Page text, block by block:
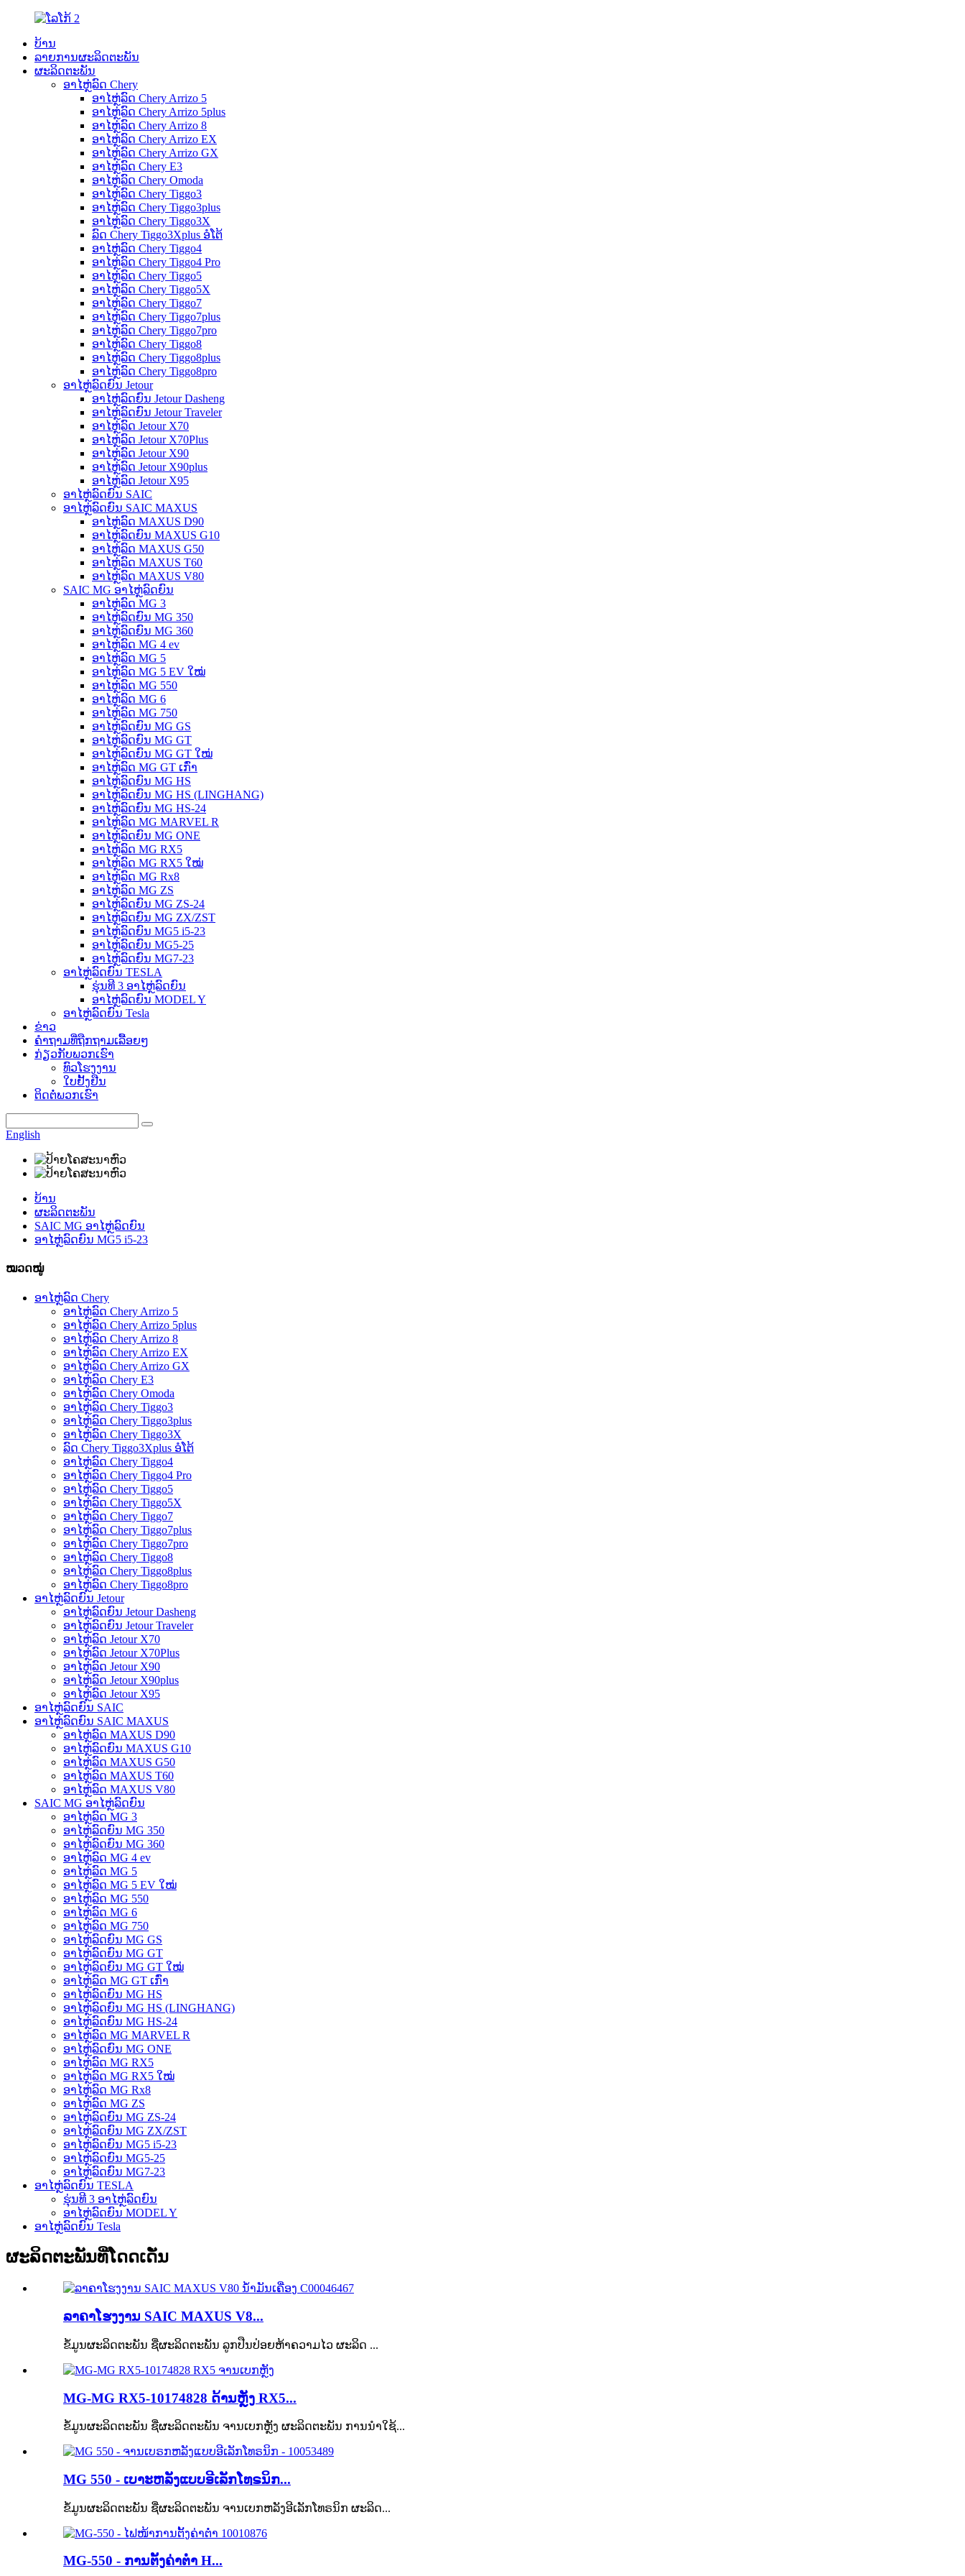
ບ້ານ
ລາຍການຜະລິດຕະພັນ
ຜະລິດຕະພັນ
ອາໄຫຼ່ລົດ Chery
ອາໄຫຼ່ລົດ Chery Arrizo 5
ອາໄຫຼ່ລົດ Chery Arrizo 5plus
ອາໄຫຼ່ລົດ Chery Arrizo 8
ອາໄຫຼ່ລົດ Chery Arrizo EX
ອາໄຫຼ່ລົດ Chery Arrizo GX
ອາໄຫຼ່ລົດ Chery E3
ອາໄຫຼ່ລົດ Chery Omoda
ອາໄຫຼ່ລົດ Chery Tiggo3
ອາໄຫຼ່ລົດ Chery Tiggo3plus
ອາໄຫຼ່ລົດ Chery Tiggo3X
ລົດ Chery Tiggo3Xplus ອໍໂຕ້
ອາໄຫຼ່ລົດ Chery Tiggo4
ອາໄຫຼ່ລົດ Chery Tiggo4 Pro
ອາໄຫຼ່ລົດ Chery Tiggo5
ອາໄຫຼ່ລົດ Chery Tiggo5X
ອາໄຫຼ່ລົດ Chery Tiggo7
ອາໄຫຼ່ລົດ Chery Tiggo7plus
ອາໄຫຼ່ລົດ Chery Tiggo7pro
ອາໄຫຼ່ລົດ Chery Tiggo8
ອາໄຫຼ່ລົດ Chery Tiggo8plus
ອາໄຫຼ່ລົດ Chery Tiggo8pro
ອາໄຫຼ່ລົດຍົນ Jetour
ອາໄຫຼ່ລົດຍົນ Jetour Dasheng
ອາໄຫຼ່ລົດຍົນ Jetour Traveler
ອາໄຫຼ່ລົດ Jetour X70
ອາໄຫຼ່ລົດ Jetour X70Plus
ອາໄຫຼ່ລົດ Jetour X90
ອາໄຫຼ່ລົດ Jetour X90plus
ອາໄຫຼ່ລົດ Jetour X95
ອາໄຫຼ່ລົດຍົນ SAIC
ອາໄຫຼ່ລົດຍົນ SAIC MAXUS
ອາໄຫຼ່ລົດ MAXUS D90
ອາໄຫຼ່ລົດຍົນ MAXUS G10
ອາໄຫຼ່ລົດ MAXUS G50
ອາໄຫຼ່ລົດ MAXUS T60
ອາໄຫຼ່ລົດ MAXUS V80
SAIC MG ອາໄຫຼ່ລົດຍົນ
ອາໄຫຼ່ລົດ MG 3
ອາໄຫຼ່ລົດຍົນ MG 350
ອາໄຫຼ່ລົດຍົນ MG 360
ອາໄຫຼ່ລົດ MG 4 ev
ອາໄຫຼ່ລົດ MG 5
ອາໄຫຼ່ລົດ MG 5 EV ໃໝ່
ອາໄຫຼ່ລົດ MG 550
ອາໄຫຼ່ລົດ MG 6
ອາໄຫຼ່ລົດ MG 750
ອາໄຫຼ່ລົດຍົນ MG GS
ອາໄຫຼ່ລົດຍົນ MG GT
ອາໄຫຼ່ລົດຍົນ MG GT ໃໝ່
ອາໄຫຼ່ລົດ MG GT ເກົ່າ
ອາໄຫຼ່ລົດຍົນ MG HS
ອາໄຫຼ່ລົດຍົນ MG HS (LINGHANG)
ອາໄຫຼ່ລົດຍົນ MG HS-24
ອາໄຫຼ່ລົດ MG MARVEL R
ອາໄຫຼ່ລົດຍົນ MG ONE
ອາໄຫຼ່ລົດ MG RX5
ອາໄຫຼ່ລົດ MG RX5 ໃໝ່
ອາໄຫຼ່ລົດ MG Rx8
ອາໄຫຼ່ລົດ MG ZS
ອາໄຫຼ່ລົດຍົນ MG ZS-24
ອາໄຫຼ່ລົດຍົນ MG ZX/ZST
ອາໄຫຼ່ລົດຍົນ MG5 i5-23
ອາໄຫຼ່ລົດຍົນ MG5-25
ອາໄຫຼ່ລົດຍົນ MG7-23
ອາໄຫຼ່ລົດຍົນ TESLA
ຮຸ່ນທີ 3 ອາໄຫຼ່ລົດຍົນ
ອາໄຫຼ່ລົດຍົນ MODEL Y
ອາໄຫຼ່ລົດຍົນ Tesla
ຂ່າວ
ຄຳຖາມທີ່ຖືກຖາມເລື້ອຍໆ
ກ່ຽວກັບພວກເຮົາ
ທົວໂຮງງານ
ໃບຢັ້ງຢືນ
ຕິດຕໍ່ພວກເຮົາ
English
ບ້ານ
ຜະລິດຕະພັນ
SAIC MG ອາໄຫຼ່ລົດຍົນ
ອາໄຫຼ່ລົດຍົນ MG5 i5-23
ໝວດໝູ່
ອາໄຫຼ່ລົດ Chery
ອາໄຫຼ່ລົດ Chery Arrizo 5
ອາໄຫຼ່ລົດ Chery Arrizo 5plus
ອາໄຫຼ່ລົດ Chery Arrizo 8
ອາໄຫຼ່ລົດ Chery Arrizo EX
ອາໄຫຼ່ລົດ Chery Arrizo GX
ອາໄຫຼ່ລົດ Chery E3
ອາໄຫຼ່ລົດ Chery Omoda
ອາໄຫຼ່ລົດ Chery Tiggo3
ອາໄຫຼ່ລົດ Chery Tiggo3plus
ອາໄຫຼ່ລົດ Chery Tiggo3X
ລົດ Chery Tiggo3Xplus ອໍໂຕ້
ອາໄຫຼ່ລົດ Chery Tiggo4
ອາໄຫຼ່ລົດ Chery Tiggo4 Pro
ອາໄຫຼ່ລົດ Chery Tiggo5
ອາໄຫຼ່ລົດ Chery Tiggo5X
ອາໄຫຼ່ລົດ Chery Tiggo7
ອາໄຫຼ່ລົດ Chery Tiggo7plus
ອາໄຫຼ່ລົດ Chery Tiggo7pro
ອາໄຫຼ່ລົດ Chery Tiggo8
ອາໄຫຼ່ລົດ Chery Tiggo8plus
ອາໄຫຼ່ລົດ Chery Tiggo8pro
ອາໄຫຼ່ລົດຍົນ Jetour
ອາໄຫຼ່ລົດຍົນ Jetour Dasheng
ອາໄຫຼ່ລົດຍົນ Jetour Traveler
ອາໄຫຼ່ລົດ Jetour X70
ອາໄຫຼ່ລົດ Jetour X70Plus
ອາໄຫຼ່ລົດ Jetour X90
ອາໄຫຼ່ລົດ Jetour X90plus
ອາໄຫຼ່ລົດ Jetour X95
ອາໄຫຼ່ລົດຍົນ SAIC
ອາໄຫຼ່ລົດຍົນ SAIC MAXUS
ອາໄຫຼ່ລົດ MAXUS D90
ອາໄຫຼ່ລົດຍົນ MAXUS G10
ອາໄຫຼ່ລົດ MAXUS G50
ອາໄຫຼ່ລົດ MAXUS T60
ອາໄຫຼ່ລົດ MAXUS V80
SAIC MG ອາໄຫຼ່ລົດຍົນ
ອາໄຫຼ່ລົດ MG 3
ອາໄຫຼ່ລົດຍົນ MG 350
ອາໄຫຼ່ລົດຍົນ MG 360
ອາໄຫຼ່ລົດ MG 4 ev
ອາໄຫຼ່ລົດ MG 5
ອາໄຫຼ່ລົດ MG 5 EV ໃໝ່
ອາໄຫຼ່ລົດ MG 550
ອາໄຫຼ່ລົດ MG 6
ອາໄຫຼ່ລົດ MG 750
ອາໄຫຼ່ລົດຍົນ MG GS
ອາໄຫຼ່ລົດຍົນ MG GT
ອາໄຫຼ່ລົດຍົນ MG GT ໃໝ່
ອາໄຫຼ່ລົດ MG GT ເກົ່າ
ອາໄຫຼ່ລົດຍົນ MG HS
ອາໄຫຼ່ລົດຍົນ MG HS (LINGHANG)
ອາໄຫຼ່ລົດຍົນ MG HS-24
ອາໄຫຼ່ລົດ MG MARVEL R
ອາໄຫຼ່ລົດຍົນ MG ONE
ອາໄຫຼ່ລົດ MG RX5
ອາໄຫຼ່ລົດ MG RX5 ໃໝ່
ອາໄຫຼ່ລົດ MG Rx8
ອາໄຫຼ່ລົດ MG ZS
ອາໄຫຼ່ລົດຍົນ MG ZS-24
ອາໄຫຼ່ລົດຍົນ MG ZX/ZST
ອາໄຫຼ່ລົດຍົນ MG5 i5-23
ອາໄຫຼ່ລົດຍົນ MG5-25
ອາໄຫຼ່ລົດຍົນ MG7-23
ອາໄຫຼ່ລົດຍົນ TESLA
ຮຸ່ນທີ 3 ອາໄຫຼ່ລົດຍົນ
ອາໄຫຼ່ລົດຍົນ MODEL Y
ອາໄຫຼ່ລົດຍົນ Tesla
ຜະລິດຕະພັນທີ່ໂດດເດັ່ນ
ລາຄາໂຮງງານ SAIC MAXUS V8...
ຂໍ້ມູນຜະລິດຕະພັນ ຊື່ຜະລິດຕະພັນ ລູກປືນປ່ອຍຫ້າຄວາມໄວ ຜະລິດ ...
MG-MG RX5-10174828 ດ້ານຫຼັງ RX5...
ຂໍ້ມູນຜະລິດຕະພັນ ຊື່ຜະລິດຕະພັນ ຈານເບກຫຼັງ ຜະລິດຕະພັນ ການນຳໃຊ້...
MG 550 - ເບາະຫລັງແບບອີເລັກໂທຣນິກ...
ຂໍ້ມູນຜະລິດຕະພັນ ຊື່ຜະລິດຕະພັນ ຈານເບກຫລັງອີເລັກໂທຣນິກ ຜະລິດ...
MG-550 - ການຕັ້ງຄ່າຕ່ຳ H...